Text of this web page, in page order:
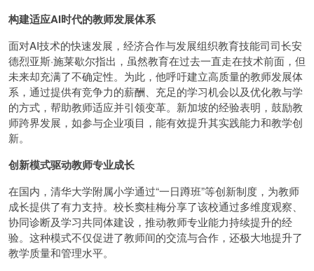
构建适应AI时代的教师发展体系
面对AI技术的快速发展，经济合作与发展组织教育技能司司长安
德烈亚斯·施莱歇尔指出，虽然教育在过去一直走在技术前面，但
未来却充满了不确定性。为此，他呼吁建立高质量的教师发展体
系，通过提供有竞争力的薪酬、充足的学习机会以及优化教与学
的方式，帮助教师适应并引领变革。新加坡的经验表明，鼓励教
师跨界发展，如参与企业项目，能有效提升其实践能力和教学创
新。
创新模式驱动教师专业成长
在国内，清华大学附属小学通过“一日蹲班”等创新制度，为教师
成长提供了有力支持。校长窦桂梅分享了该校通过多维度观察、
协同诊断及学习共同体建设，推动教师专业能力持续提升的经
验。这种模式不仅促进了教师间的交流与合作，还极大地提升了
教学质量和管理水平。